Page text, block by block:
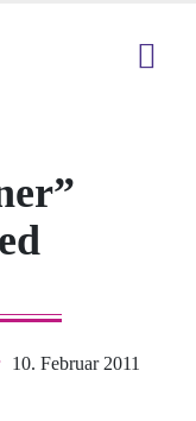
10. Februar 2011